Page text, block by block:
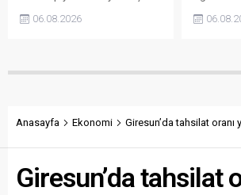
34’üncü yılı dolayısıyla
kaybetmiş tüm belediye
06.08.2026
Anasayfa Ekonomi Giresun’da tahsilat oranı
Giresun’da tahsilat